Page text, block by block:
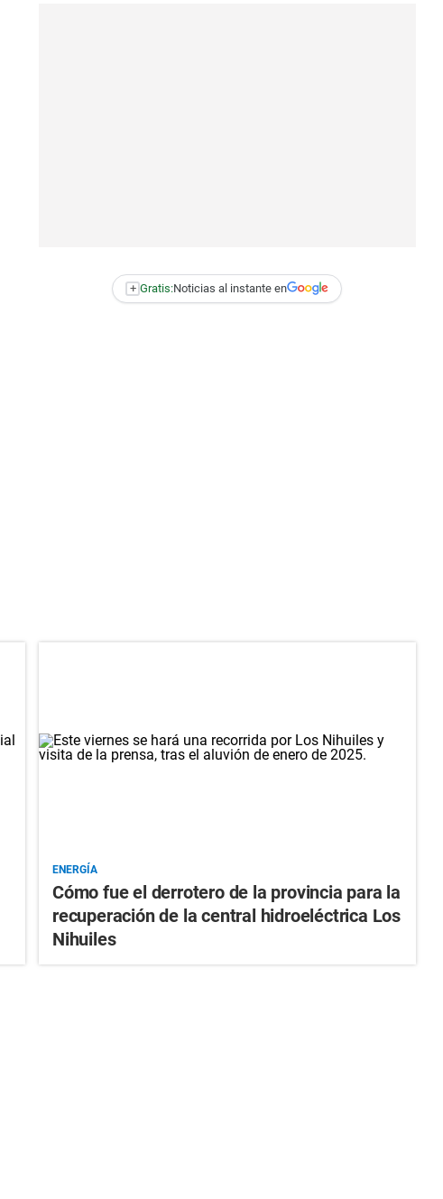
+ Gratis:Noticias al instante en
ENERGÍA
Cómo fue el derrotero de la provincia para la
recuperación de la central hidroeléctrica Los
Nihuiles